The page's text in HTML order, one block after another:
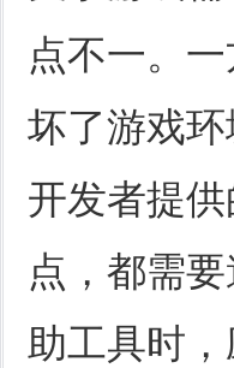
点不一。
坏了游戏
开发者提
点，都需
助工具时